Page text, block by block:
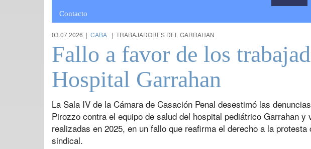
Contacto
03.07.2026 | CABA | TRABAJADORES DEL GARRAHAN
Fallo a favor de los
Hospital Garrahan
La Sala IV de la Cámara de Casación Penal desestimó las
Pirozzo contra el equipo de salud del hospital pediátrico Garrahan
realizadas en 2025, en un fallo que reafirma el derecho a la
sindical.